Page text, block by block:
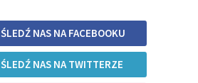
ŚLEDŹ NAS NA FACEBOOKU
ŚLEDŹ NAS NA TWITTERZE